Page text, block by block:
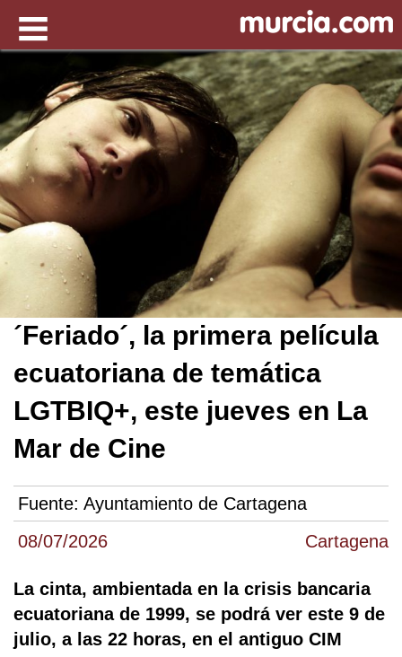
08/07/2026 Cartagena
´Feriado´, la primera película
ecuatoriana de temática
LGTBIQ+, este jueves en La
Mar de Cine
Fuente: Ayuntamiento de Cartagena
La cinta, ambientada en la crisis bancaria
ecuatoriana de 1999, se podrá ver este 9 de
julio, a las 22 horas, en el antiguo CIM